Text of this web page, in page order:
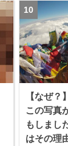
【なぜ？
この写真
もしまし
はその理